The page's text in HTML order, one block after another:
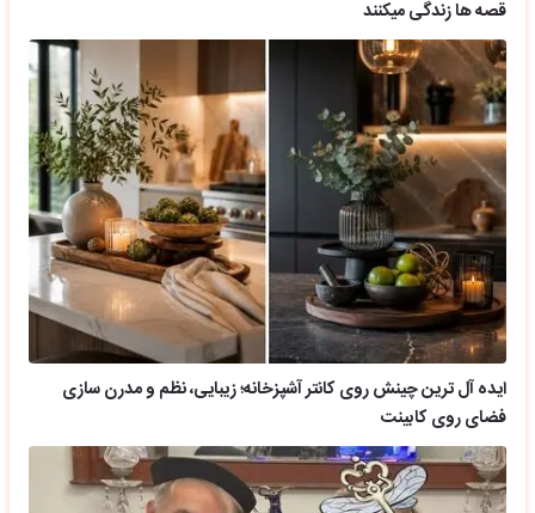
قصه ها زندگی میکنند
ایده آل ترین چینش روی کانتر آشپزخانه؛ زیبایی، نظم و مدرن سازی
فضای روی کابینت